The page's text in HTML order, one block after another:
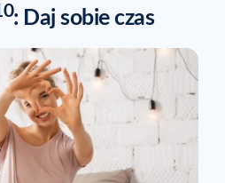
: Daj sobie czas